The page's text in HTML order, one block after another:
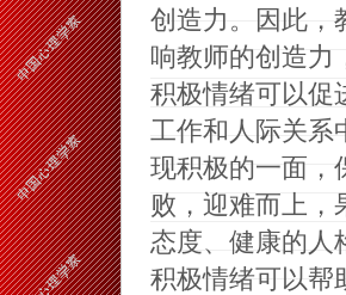
创造力。因此，
响教师的创造力
积极情绪可以促
工作和人际关系
现积极的一面，
败，迎难而上，
态度、健康的人
积极情绪可以帮